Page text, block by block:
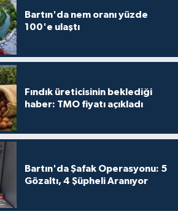
Bartın'da nem oranı yüzde
100'e ulaştı
Fındık üreticisinin beklediği
haber: TMO fiyatı açıkladı
Bartın'da Şafak Operasyonu: 5
Gözaltı, 4 Şüpheli Aranıyor